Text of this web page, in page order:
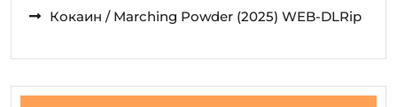
Кокаин / Marching Powder (2025) WEB-DLRip